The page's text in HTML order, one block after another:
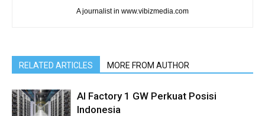
A journalist in www.vibizmedia.com
RELATED ARTICLES MORE FROM AUTHOR
AI Factory 1 GW Perkuat Posisi
Indonesia